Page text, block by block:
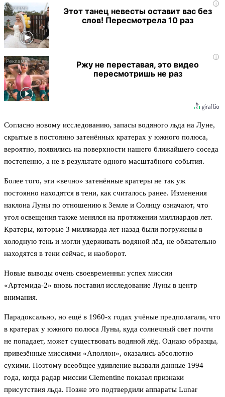
i
Этот танец невесты оставит вас без
слов! Пересмотрела 10 раз
i
Ржу не переставая, это видео
пересмотришь не раз
Согласно новому исследованию, запасы водяного льда на Луне,
скрытые в постоянно затенённых кратерах у южного полюса,
вероятно, появились на поверхности нашего ближайшего соседа
постепенно, а не в результате одного масштабного события.
Более того, эти «вечно» затенённые кратеры не так уж
постоянно находятся в тени, как считалось ранее. Изменения
наклона Луны по отношению к Земле и Солнцу означают, что
угол освещения также менялся на протяжении миллиардов лет.
Кратеры, которые 3 миллиарда лет назад были погружены в
холодную тень и могли удерживать водяной лёд, не обязательно
находятся в тени сейчас, и наоборот.
Новые выводы очень своевременны: успех миссии
«Артемида-2» вновь поставил исследование Луны в центр
внимания.
Парадоксально, но ещё в 1960-х годах учёные предполагали, что
в кратерах у южного полюса Луны, куда солнечный свет почти
не попадает, может существовать водяной лёд. Однако образцы,
привезённые миссиями «Аполлон», оказались абсолютно
сухими. Поэтому всеобщее удивление вызвали данные 1994
года, когда радар миссии Clementine показал признаки
присутствия льда. Позже это подтвердили аппараты Lunar